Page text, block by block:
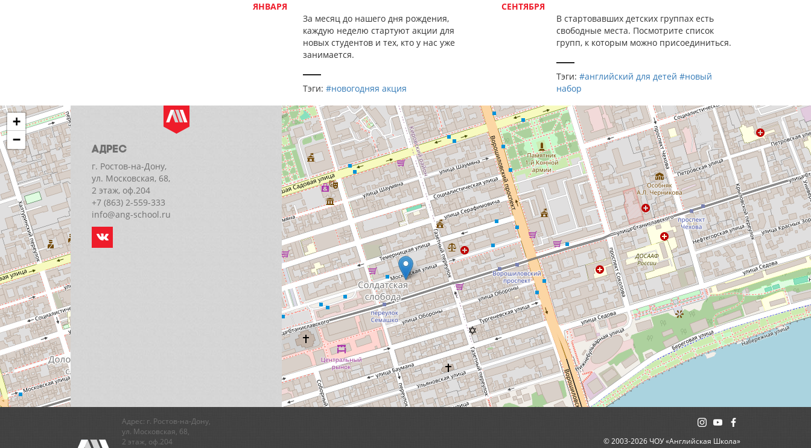
ЯНВАРЯ
За месяц до нашего дня рождения,
каждую неделю стартуют акции для
новых студентов и тех, кто у нас уже
занимается.
Тэги: #новогодняя акция
СЕНТЯБРЯ
В стартовавших детских группах есть
свободные места. Посмотрите список
групп, к которым можно присоединиться.
Тэги: #английский для детей #новый
набор
АДРЕС
г. Ростов-на-Дону,
ул. Московская, 68,
2 этаж, оф.204
+7 (863) 2-559-333
info@ang-school.ru
+
−
Адрес: г. Ростов-на-Дону,
ул. Московская, 68,
2 этаж, оф.204
© 2003-2026 ЧОУ «Английская Школа»